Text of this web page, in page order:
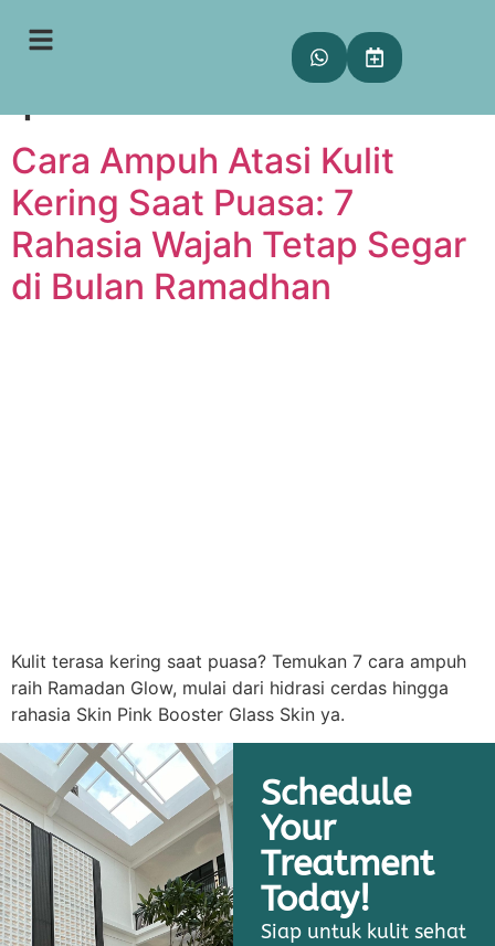
Tag:
kulit kering saat
Cara Ampuh Atasi Kulit
Kering Saat Puasa: 7
Rahasia Wajah Tetap Segar
di Bulan Ramadhan
Kulit terasa kering saat puasa? Temukan 7 cara ampuh
raih Ramadan Glow, mulai dari hidrasi cerdas hingga
rahasia Skin Pink Booster Glass Skin ya.
Schedule
Your
Treatment
Today!
Siap untuk kulit sehat